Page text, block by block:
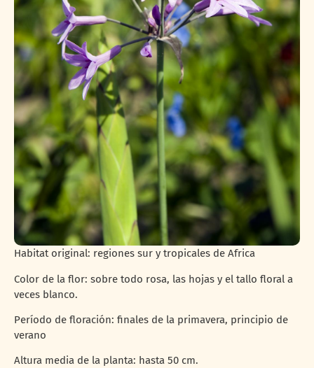
Habitat original: regiones sur y tropicales de Africa
Color de la flor: sobre todo rosa, las hojas y el tallo floral a
veces blanco.
Período de floración: finales de la primavera, principio de
verano
Altura media de la planta: hasta 50 cm.